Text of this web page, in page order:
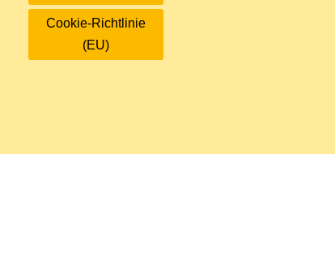
Cookie-Richtlinie
(EU)